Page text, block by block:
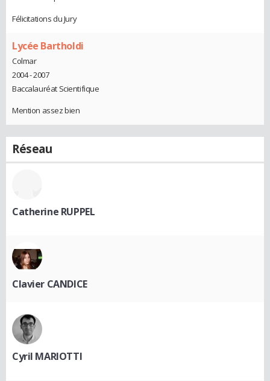
Félicitations du Jury
Lycée Bartholdi
Colmar
2004 - 2007
Baccalauréat Scientifique
Mention assez bien
Réseau
Catherine RUPPEL
Clavier CANDICE
Cyril MARIOTTI